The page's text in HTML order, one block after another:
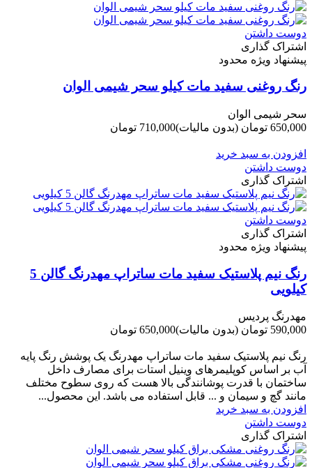
دوست داشتن
اشتراک گذاری
پیشنهاد ویژه محدود
رنگ روغنی سفید مات کیلو سحر شیمی الوان
سحر شیمی الوان
650,000 تومان
(بدون مالیات)710,000 تومان
افزودن به سبد خرید
دوست داشتن
اشتراک گذاری
دوست داشتن
اشتراک گذاری
پیشنهاد ویژه محدود
رنگ نیم پلاستیک سفید مات ساتراپ مهدرنگ گالن 5
کیلویی
مهدرنگ پردیس
590,000 تومان
(بدون مالیات)650,000 تومان
رنگ نیم پلاستیک سفید مات ساتراپ مهدرنگ یک پوشش رنگ پایه
آب بر اساس کوپلیمرهای وینیل استات برای مصارف داخل
ساختمان با قدرت پوشانندگی بالا هست که روی سطوح مختلف
مانند گچ و سیمان و ... قابل استفاده می باشد. این محصول...
افزودن به سبد خرید
دوست داشتن
اشتراک گذاری